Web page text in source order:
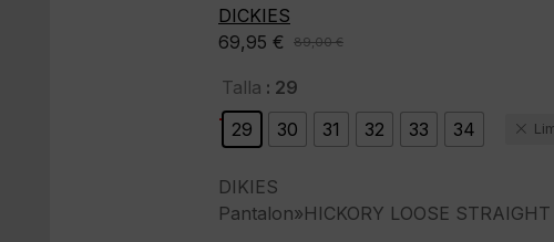
89,00€
El
precio
original
era:
69,95 €
El
precio
actual
es:
-21%
Talla : 29
29
30 31 32 33 34
DIKIES
Pantalon»HICKORY LOOSE
DICKIES